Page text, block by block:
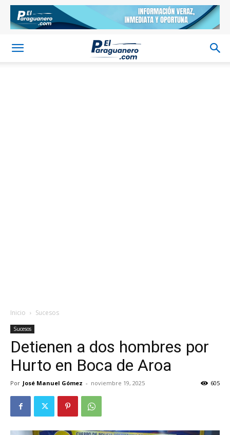
Inicio Sucesos
Sucesos
Detienen a dos hombres por
Hurto en Boca de Aroa
Por José Manuel Gómez - noviembre 19, 2025 605